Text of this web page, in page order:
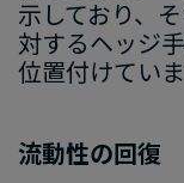
示しており、​
対する​ヘッジ
位置付けてい
流動性の​回復